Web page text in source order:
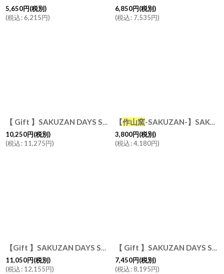
5,650円(税別)
(税込:6,215円)
6,850円(税別)
(税込: 7,535円)
【 Gift 】SAKUZAN DAYS Sara オーバルプレートL 29cm マグカップ ペアセット 磁器 日本製
10,250円(税別)
(税込: 11,275円)
【作山窯-SAKUZAN-】SAKUZAN DAYS Sara スクエアプレート L 28cm SQPLate L28 お皿 ディナープレート 磁器 日本製 陶器
3,800円(税別)
(税込:4,180円)
【Gift 】SAKUZAN DAYS Sara ストライププレートL φ27cm カップ ペアセット 磁器 日本製
11,050円(税別)
(税込: 12,155円)
【 Gift 】SAKUZAN DAYS Sara ストライププレートM 19cm カップ ペアセット 磁器 日本製
7,450円(税別)
(税込: 8,195円)